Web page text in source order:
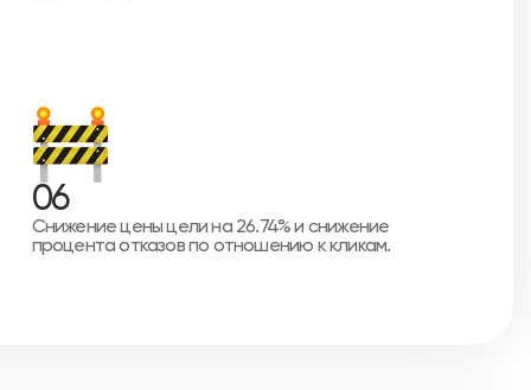
06
Снижение цены цели на 26.74% и снижение
процента отказов по отношению к кликам.